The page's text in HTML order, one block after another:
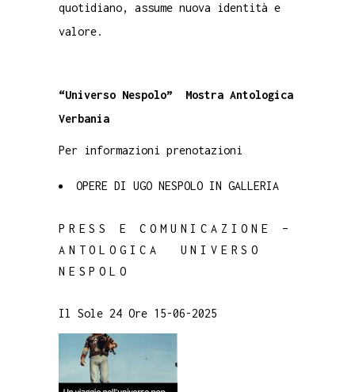
quotidiano, assume nuova identità e
valore.
“Universo Nespolo” Mostra Antologica
Verbania
Per informazioni prenotazioni
OPERE DI UGO NESPOLO IN GALLERIA
PRESS E COMUNICAZIONE –
ANTOLOGICA UNIVERSO
NESPOLO
Il Sole 24 Ore 15-06-2025